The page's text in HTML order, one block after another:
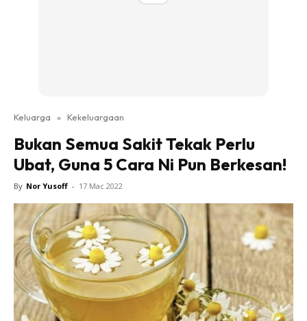
Keluarga » Kekeluargaan
Bukan Semua Sakit Tekak Perlu
Ubat, Guna 5 Cara Ni Pun Berkesan!
By Nor Yusoff - 17 Mac 2022